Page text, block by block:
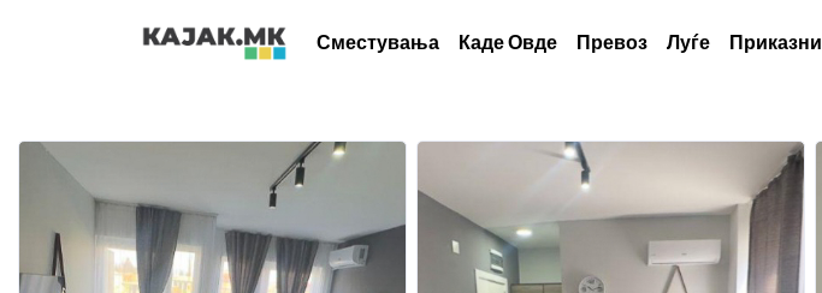
Сместувања Каде Овде Превоз Луѓе Приказни